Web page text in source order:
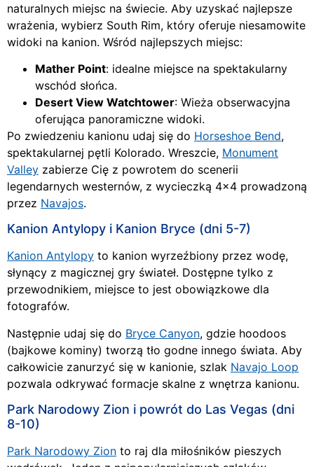
naturalnych miejsc na świecie. Aby uzyskać najlepsze
wrażenia, wybierz South Rim, który oferuje niesamowite
widoki na kanion. Wśród najlepszych miejsc:
Mather Point: idealne miejsce na spektakularny
wschód słońca.
Desert View Watchtower: Wieża obserwacyjna
oferująca panoramiczne widoki.
Po zwiedzeniu kanionu udaj się do Horseshoe Bend,
spektakularnej pętli Kolorado. Wreszcie, Monument
Valley zabierze Cię z powrotem do scenerii
legendarnych westernów, z wycieczką 4×4 prowadzoną
przez Navajos.
Kanion Antylopy i Kanion Bryce (dni 5-7)
Kanion Antylopy to kanion wyrzeźbiony przez wodę,
słynący z magicznej gry świateł. Dostępne tylko z
przewodnikiem, miejsce to jest obowiązkowe dla
fotografów.
Następnie udaj się do Bryce Canyon, gdzie hoodoos
(bajkowe kominy) tworzą tło godne innego świata. Aby
całkowicie zanurzyć się w kanionie, szlak Navajo Loop
pozwala odkrywać formacje skalne z wnętrza kanionu.
Park Narodowy Zion i powrót do Las Vegas (dni
8-10)
Park Narodowy Zion to raj dla miłośników pieszych